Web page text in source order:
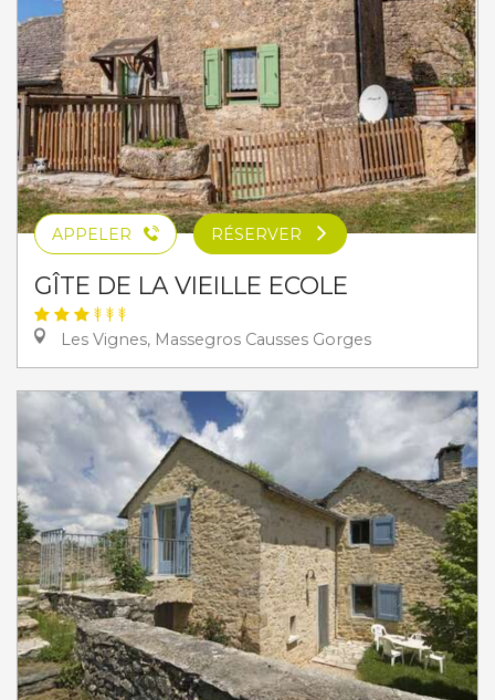
APPELER RÉSERVER
GÎTE DE LA VIEILLE ECOLE
Les Vignes, Massegros Causses Gorges